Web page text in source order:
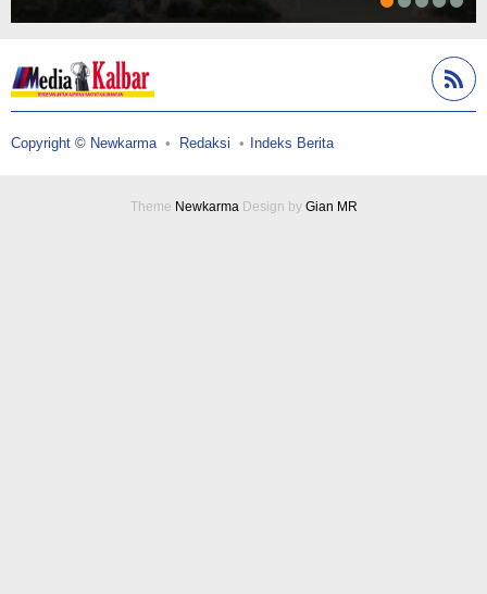
Copyright © Newkarma Redaksi Indeks Berita
Theme NewkarmaDesign by Gian MR